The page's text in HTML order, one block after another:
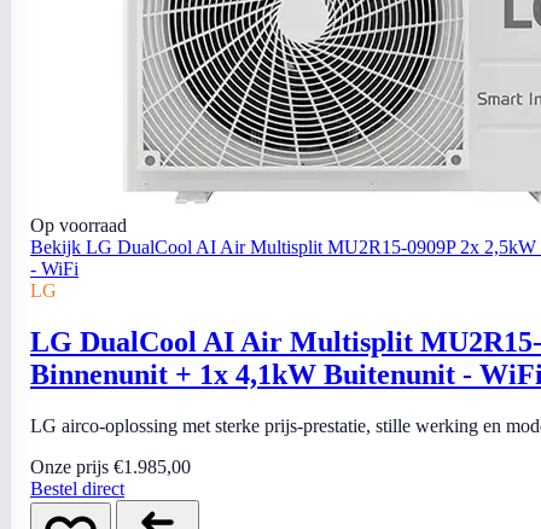
Op voorraad
Bekijk LG DualCool AI Air Multisplit MU2R15-0909P 2x
- WiFi
LG
LG DualCool AI Air Multisplit MU2R15-
Binnenunit + 1x 4,1kW Buitenunit -
LG airco-oplossing met sterke prijs-prestatie, stille werking en
Onze prijs €1.985,00
Bestel direct